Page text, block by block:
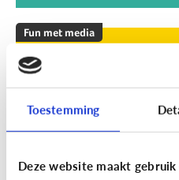
Toestemming
Deze website maakt gebruik
Fun met media
Leuke apps voor
zomer door te
Geef je kind een duwtje
apps tegen verveling,